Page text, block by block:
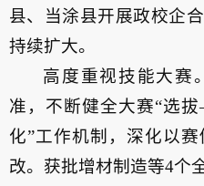
县、当涂县开展政校企
持续扩大。
高度重视技能大赛
准，不断健全大赛“
化”工作机制，深化以
改。获批增材制造等4个